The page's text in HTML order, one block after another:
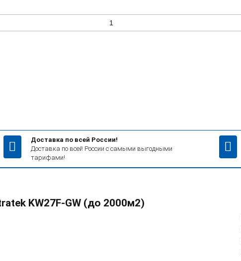
Доставка по всей России!
Доставка по всей России с самыми выгодными
тарифами!
KW27F-GW (до 2000м2)